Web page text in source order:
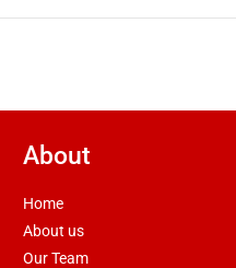
About
Home
About us
Our Team